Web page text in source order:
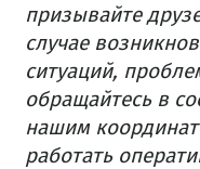
призывайте
случае
ситуаций,
обращайтесь в
нашим
работать